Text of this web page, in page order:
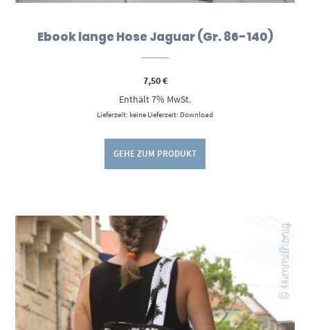
Ebook lange Hose Jaguar (Gr. 86-140)
7,50€
Enthält 7% MwSt.
Lieferzeit: keine Lieferzeit: Download
GEHE ZUM PRODUKT